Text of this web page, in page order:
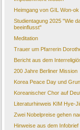
Heimgang von GIL Won-ok
Studientagung 2025 "Wie
beeinflusst"
Meditation
Trauer um Pfarrerin
Bericht aus dem
200 Jahre Berliner Mission
Korea Peace Day und
Koreanischer Chor auf
Literaturhinweis KIM Hye-
Zwei Nobelpreise gehen
Hinweise aus dem Infobrief